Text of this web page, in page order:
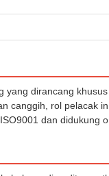
dirancang
canggih, rol pelacak
dan didukung